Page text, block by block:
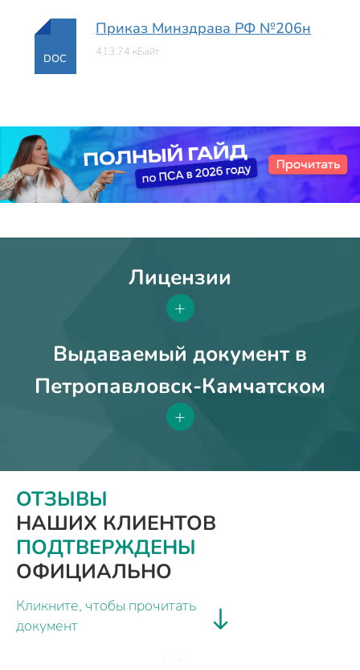
DOC
Приказ Минздрава РФ №206н
413.74 кБайт
Лицензии
+
Выдаваемый документ в
Петропавловск-Камчатском
+
ОТЗЫВЫ
НАШИХ КЛИЕНТОВ
ПОДТВЕРЖДЕНЫ
ОФИЦИАЛЬНО
Кликните, чтобы прочитать
документ